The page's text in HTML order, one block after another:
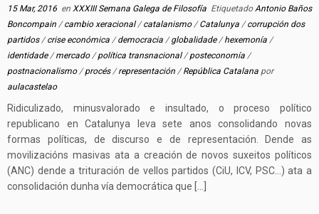
15 Mar, 2016 en XXXIII Semana Galega de Filosofía EtiquetadoAntonio Baños
Boncompain /cambio xeracional/catalanismo/Catalunya /corrupción dos
partidos/crise económica /democracia /globalidade/hexemonía /
identidade/mercado/política transnacional/posteconomía /
postnacionalismo/procés/representación /República Catalana por
aulacastelao
Ridiculizado, minusvalorado e insultado, o proceso político
republicano en Catalunya leva sete anos consolidando novas
formas políticas, de discurso e de representación. Dende as
movilizacións masivas ata a creación de novos suxeitos políticos
(ANC) dende a trituración de vellos partidos (CiU, ICV, PSC…) ata a
consolidación dunha vía democrática que […]